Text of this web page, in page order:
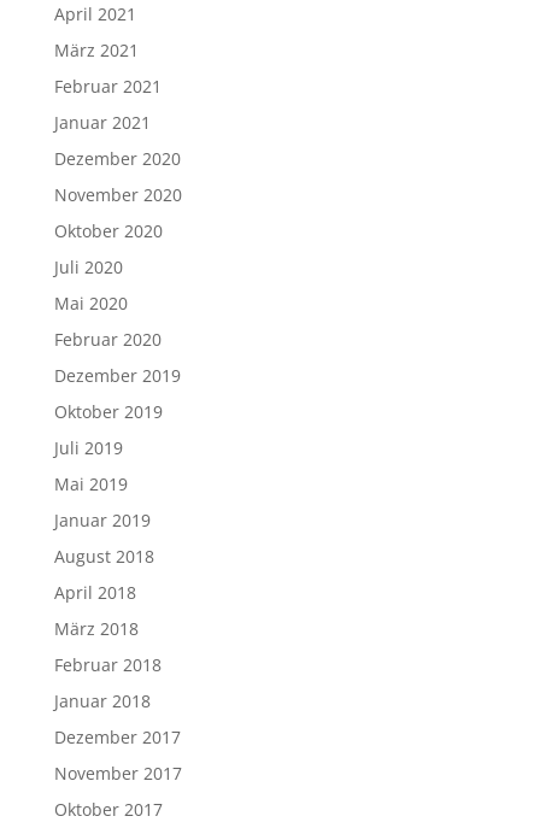
April 2021
März 2021
Februar 2021
Januar 2021
Dezember 2020
November 2020
Oktober 2020
Juli 2020
Mai 2020
Februar 2020
Dezember 2019
Oktober 2019
Juli 2019
Mai 2019
Januar 2019
August 2018
April 2018
März 2018
Februar 2018
Januar 2018
Dezember 2017
November 2017
Oktober 2017